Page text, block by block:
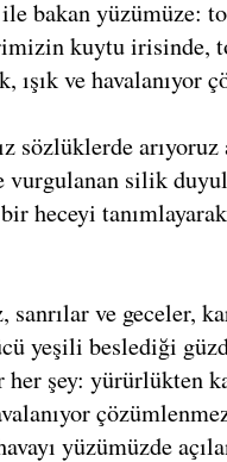
ile bakan yüzümüze:
kuytu irisinde,
ışık ve
sözlüklerde
vurgulanan silik
heceyi
sanrılar ve geceler,
yeşili beslediği
şey: yürürlükten
yüzümüzde